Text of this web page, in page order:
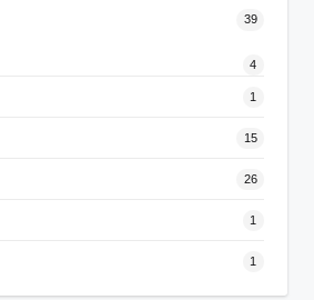
39
4
1
15
26
1
1